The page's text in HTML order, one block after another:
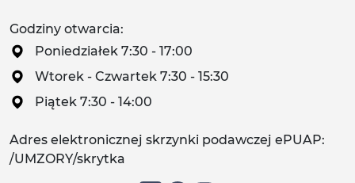
Godziny otwarcia:
Poniedziałek 7:30 - 17:00
Wtorek - Czwartek 7:30 - 15:30
Piątek 7:30 - 14:00
Adres elektronicznej skrzynki podawczej ePUAP:
/UMZORY/skrytka